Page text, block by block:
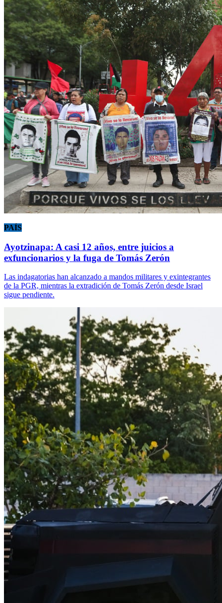
PAÍS
Ayotzinapa: A casi 12 años, entre juicios a
exfuncionarios y la fuga de Tomás Zerón
Las indagatorias han alcanzado a mandos militares y exintegrantes
de la PGR, mientras la extradición de Tomás Zerón desde Israel
sigue pendiente.